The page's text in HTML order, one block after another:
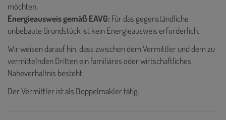
möchten.
Energieausweis gemäß EAVG: Für das gegenständliche
unbebaute Grundstück ist kein Energieausweis erforderlich.
Wir weisen darauf hin, dass zwischen dem Vermittler und dem zu
vermittelnden Dritten ein familiäres oder wirtschaftliches
Naheverhältnis besteht.
Der Vermittler ist als Doppelmakler tätig.